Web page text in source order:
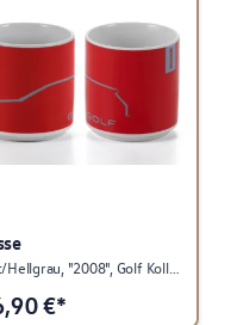
Rot/Hellgrau, "2008", Golf Kollektion
€*